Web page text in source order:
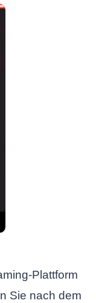
Plattform
Sie nach dem